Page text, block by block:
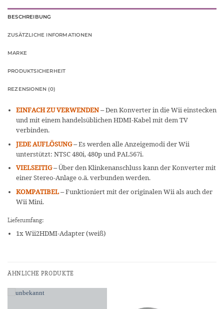
BESCHREIBUNG
ZUSÄTZLICHE INFORMATIONEN
MARKE
PRODUKTSICHERHEIT
REZENSIONEN (0)
EINFACH ZU VERWENDEN– Den Konverter in die Wii einstecken
und mit einem handelsüblichen HDMI-Kabel mit dem TV
verbinden.
JEDE AUFLÖSUNG– Es werden alle Anzeigemodi der Wii
unterstützt: NTSC 480i, 480p und PAL567i.
VIELSEITIG– Über den Klinkenanschluss kann der Konverter mit
einer Stereo-Anlage o.ä. verbunden werden.
KOMPATIBEL– Funktioniert mit der originalen Wii als auch der
Wii Mini.
Lieferumfang:
1x Wii2HDMI-Adapter (weiß)
ÄHNLICHE PRODUKTE